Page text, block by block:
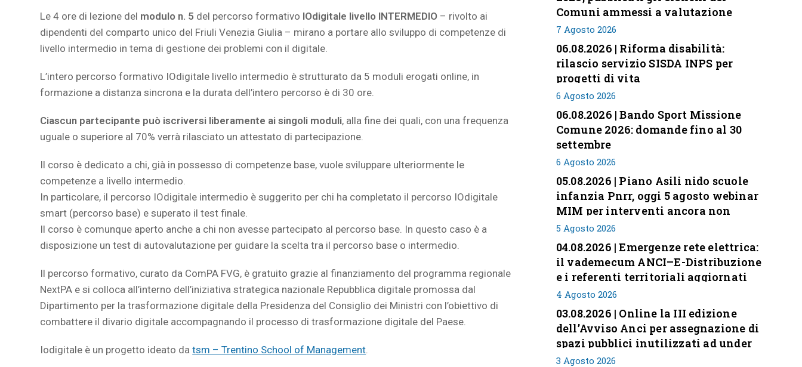
Le 4 ore di lezione del modulo n. 5 del percorso formativo IOdigitale livello INTERMEDIO – rivolto ai
dipendenti del comparto unico del Friuli Venezia Giulia – mirano a portare allo sviluppo di competenze di
livello intermedio in tema di gestione dei problemi con il digitale.
L’intero percorso formativo IOdigitale livello intermedio è strutturato da 5 moduli erogati online, in
formazione a distanza sincrona e la durata dell’intero percorso è di 30 ore.
Ciascun partecipante può iscriversi liberamente ai singoli moduli, alla fine dei quali, con una frequenza
uguale o superiore al 70% verrà rilasciato un attestato di partecipazione.
Il corso è dedicato a chi, già in possesso di competenze base, vuole sviluppare ulteriormente le
competenze a livello intermedio.
In particolare, il percorso IOdigitale intermedio è suggerito per chi ha completato il percorso IOdigitale
smart (percorso base) e superato il test finale.
Il corso è comunque aperto anche a chi non avesse partecipato al percorso base. In questo caso è a
disposizione un test di autovalutazione per guidare la scelta tra il percorso base o intermedio.
Il percorso formativo, curato da ComPA FVG, è gratuito grazie al finanziamento del programma regionale
NextPA e si colloca all’interno dell’iniziativa strategica nazionale Repubblica digitale promossa dal
Dipartimento per la trasformazione digitale della Presidenza del Consiglio dei Ministri con l’obiettivo di
combattere il divario digitale accompagnando il processo di trasformazione digitale del Paese.
Iodigitale è un progetto ideato datsm – Trentino School of Management.
Comuni ammessi a valutazione
7 Agosto 2026
06.08.2026 | Riforma disabilità:
rilascio servizio SISDA INPS per
progetti di vita
6 Agosto 2026
06.08.2026 | Bando Sport Missione
Comune 2026: domande fino al 30
settembre
6 Agosto 2026
05.08.2026 | Piano Asili nido scuole
infanzia Pnrr, oggi 5 agosto webinar
MIM per interventi ancora non
conclusi
5 Agosto 2026
04.08.2026 | Emergenze rete elettrica:
il vademecum ANCI–E-Distribuzione
e i referenti territoriali aggiornati
4 Agosto 2026
03.08.2026 | Online la III edizione
dell’Avviso Anci per assegnazione di
spazi pubblici inutilizzati ad under
35
3 Agosto 2026